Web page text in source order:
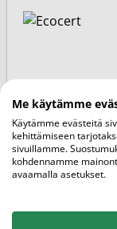
Pakkauskoko
30ml
Brändi
Novexpert
Me käytämme
Käytämme evästeitä
kehittämiseen
sivuillamme.
kohdennamme
avaamalla asetukset.